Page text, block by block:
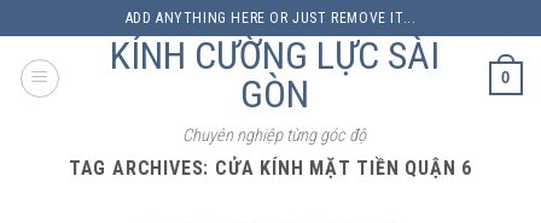
to
content
ADD ANYTHING HERE OR JUST REMOVE IT...
KÍNH CƯỜNG LỰC SÀI
GÒN
Chuyên nghiệp từng góc độ
0
TAG ARCHIVES: CỬA KÍNH MẶT TIỀN QUẬN 6